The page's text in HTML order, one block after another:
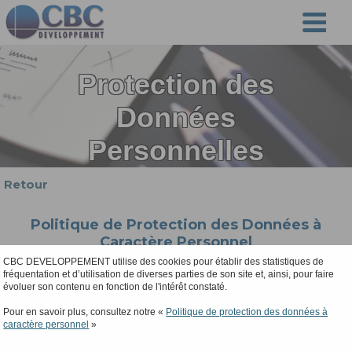
Protection des
Données
Personnelles
Retour
Politique de Protection des Données à
Caractère Personnel
Lorsque vous utilisez et interagissez avec nos sites
internet ou nos services, communiquez avec nous
ou nous contactez, visitez nos bureaux ou assistez à
nos événements, nous pouvons collecter,utiliser,
partager et traiter des informations vous
CBC DEVELOPPEMENT utilise des cookies pour établir des statistiques de
fréquentation et d’utilisation de diverses parties de son site et, ainsi, pour faire
évoluer son contenu en fonction de l'intérêt constaté.
Pour en savoir plus, consultez notre « Politique de protection des données à
caractère personnel »